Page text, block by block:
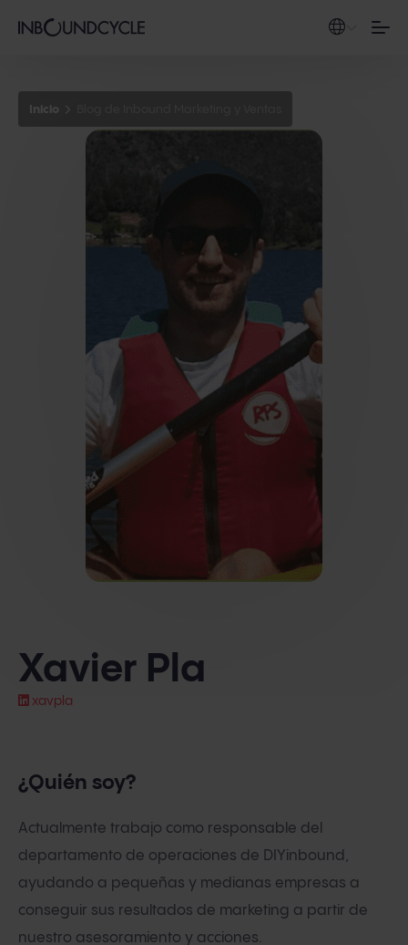
Inicio
Xavier Pla
xavpla
¿Quién soy?
Actualmente trabajo como responsable del
departamento de operaciones de DIYinbound,
ayudando a pequeñas y medianas empresas a
conseguir sus resultados de marketing a partir de
nuestro asesoramiento y acciones.